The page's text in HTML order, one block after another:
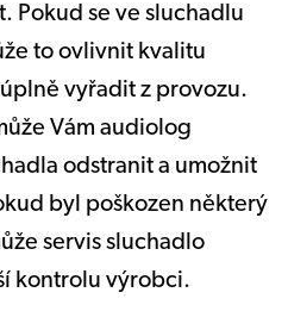
Pokud se ve sluchadlu
to ovlivnit kvalitu
vyřadit z provozu.
Vám audiolog
odstranit a umožnit
byl poškozen některý
servis sluchadlo
kontrolu výrobci.